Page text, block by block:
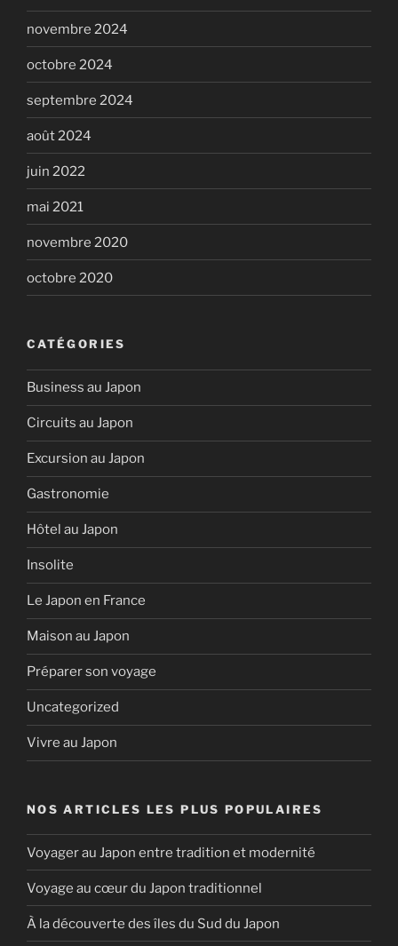
novembre 2024
octobre 2024
septembre 2024
août 2024
juin 2022
mai 2021
novembre 2020
octobre 2020
CATÉGORIES
Business au Japon
Circuits au Japon
Excursion au Japon
Gastronomie
Hôtel au Japon
Insolite
Le Japon en France
Maison au Japon
Préparer son voyage
Uncategorized
Vivre au Japon
NOS ARTICLES LES PLUS POPULAIRES
Voyager au Japon entre tradition et modernité
Voyage au cœur du Japon traditionnel
À la découverte des îles du Sud du Japon